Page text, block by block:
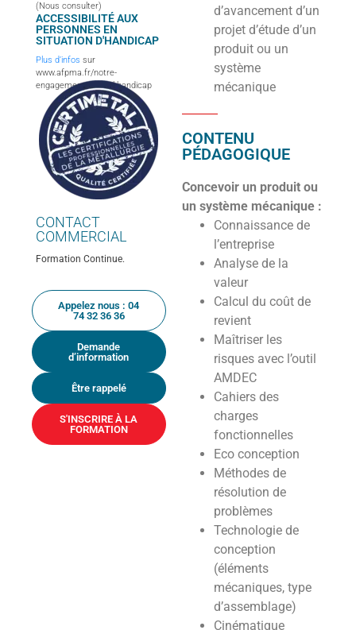
(Nous consulter)
ACCESSIBILITÉ AUX
PERSONNES EN
SITUATION D'HANDICAP
Plus d’infos sur
www.afpma.fr/notre-
engagement-accueil-handicap
CONTACT
COMMERCIAL
Formation Continue.
Appelez nous : 04
74 32 36 36
Demande
d’information
Être rappelé
S'INSCRIRE À LA
FORMATION
d’avancement d’un
projet d’étude d’un
produit ou un
système
mécanique
CONTENU
PÉDAGOGIQUE
Concevoir un produit ou
un système mécanique :
Connaissance de
l’entreprise
Analyse de la
valeur
Calcul du coût de
revient
Maîtriser les
risques avec l’outil
AMDEC
Cahiers des
charges
fonctionnelles
Eco conception
Méthodes de
résolution de
problèmes
Technologie de
conception
(éléments
mécaniques, type
d’assemblage)
Cinématique